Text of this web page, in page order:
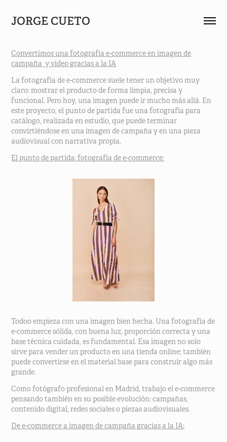
JORGE CUETO
Convertimos una fotografia e-commerce en imagen de
campaña y video gracias a la IA
La fotografía de e-commerce suele tener un objetivo muy
claro: mostrar el producto de forma limpia, precisa y
funcional. Pero hoy, una imagen puede ir mucho más allá. En
este proyecto, el punto de partida fue una fotografía para
catálogo, realizada en estudio, que puede terminar
convirtiéndose en una imagen de campaña y en una pieza
audiovisual con narrativa propia.
El punto de partida: fotografía de e-commerce:
Todoo empieza con una imagen bien hecha. Una fotografía de
e-commerce sólida, con buena luz, proporción correcta y una
base técnica cuidada, es fundamental. Esa imagen no solo
sirve para vender un producto en una tienda online; también
puede convertirse en el material base para construir algo más
grande.
Como fotógrafo profesional en Madrid, trabajo el e-commerce
pensando también en su posible evolución: campañas,
contenido digital, redes sociales o piezas audiovisuales.
De e-commerce a imagen de campaña gracias a la IA: